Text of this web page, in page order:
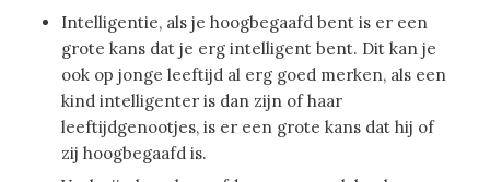
Intelligentie, als je hoogbegaafd bent is er een
grote kans dat je erg intelligent bent. Dit kan je
ook op jonge leeftijd al erg goed merken, als een
kind intelligenter is dan zijn of haar
leeftijdgenootjes, is er een grote kans dat hij of
zij hoogbegaafd is.